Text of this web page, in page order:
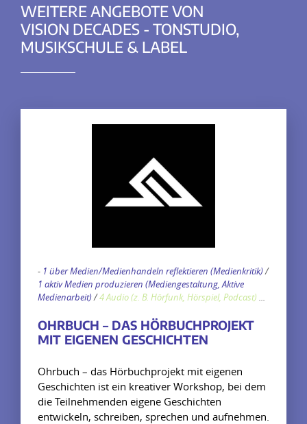
WEITERE ANGEBOTE VON
VISION DECADES - TONSTUDIO,
MUSIKSCHULE & LABEL
- 1 über Medien/Medienhandeln reflektieren (Medienkritik)/
1 aktiv Medien produzieren (Mediengestaltung, Aktive
Medienarbeit)/4 Audio (z. B. Hörfunk, Hörspiel, Podcast) ...
OHRBUCH – DAS HÖRBUCHPROJEKT
MIT EIGENEN GESCHICHTEN
Ohrbuch – das Hörbuchprojekt mit eigenen
Geschichten ist ein kreativer Workshop, bei dem
die Teilnehmenden eigene Geschichten
entwickeln, schreiben, sprechen und aufnehmen.